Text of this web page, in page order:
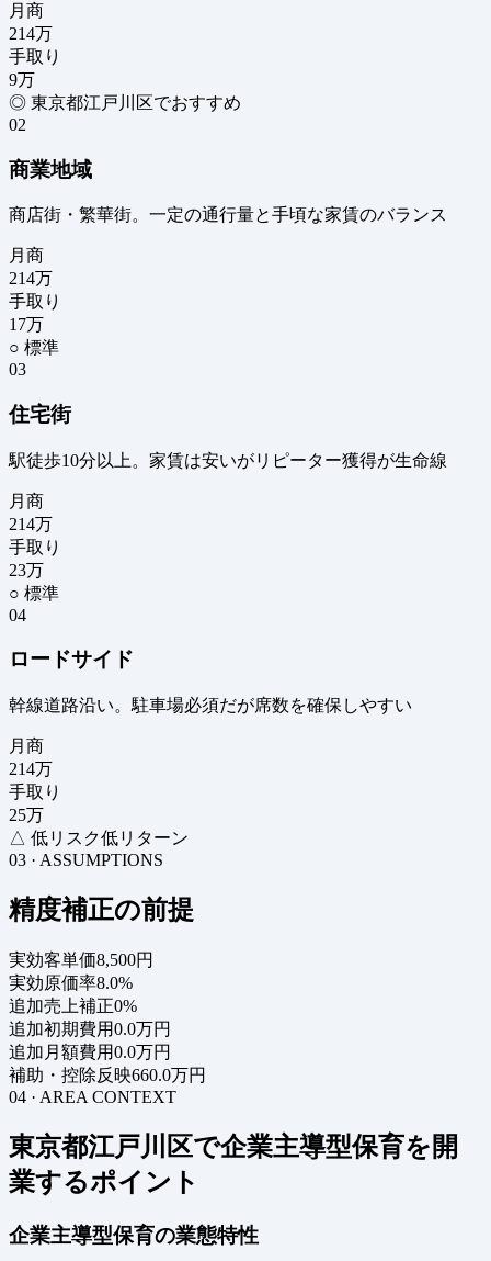
月商
214万
手取り
9万
◎ 東京都江戸川区でおすすめ
02
商業地域
商店街・繁華街。一定の通行量と手頃な家賃のバランス
月商
214万
手取り
17万
○ 標準
03
住宅街
駅徒歩10分以上。家賃は安いがリピーター獲得が生命線
月商
214万
手取り
23万
○ 標準
04
ロードサイド
幹線道路沿い。駐車場必須だが席数を確保しやすい
月商
214万
手取り
25万
△ 低リスク低リターン
03 · ASSUMPTIONS
精度補正の前提
実効客単価8,500円
実効原価率8.0%
追加売上補正0%
追加初期費用0.0万円
追加月額費用0.0万円
補助・控除反映660.0万円
04 · AREA CONTEXT
東京都江戸川区で企業主導型保育を開
業するポイント
企業主導型保育の業態特性